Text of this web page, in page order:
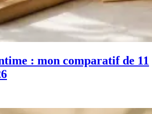
: mon comparatif de 11